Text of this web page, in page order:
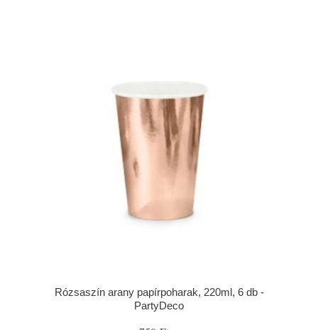
Rózsaszín arany papírpoharak, 220ml, 6 db -
PartyDeco